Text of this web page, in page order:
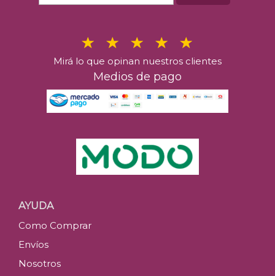
Mirá lo que opinan nuestros clientes
Medios de pago
AYUDA
Como Comprar
Envíos
Nosotros